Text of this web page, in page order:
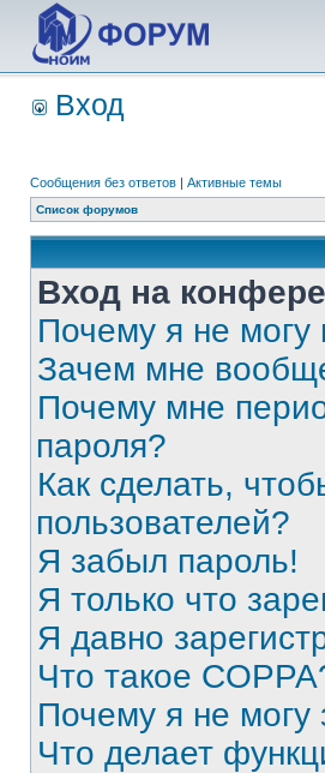
Вход
Сообщения без ответов | Активные темы
Список форумов
Вход на
Почему я не могу
Зачем мне
Почему мне
пароля?
Как сделать,
пользователей?
Я забыл пароль!
Я только что
Я давно
Что такое
Почему я не могу
Что делает